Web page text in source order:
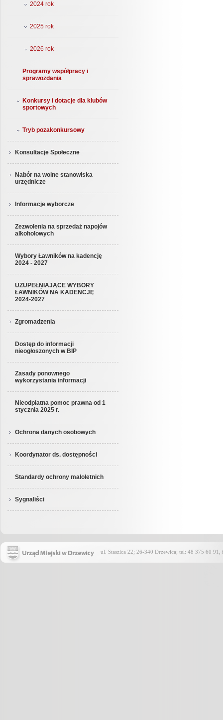
2024 rok
2025 rok
2026 rok
Programy współpracy i
sprawozdania
Konkursy i dotacje dla klubów
sportowych
Tryb pozakonkursowy
Konsultacje Społeczne
Nabór na wolne stanowiska
urzędnicze
Informacje wyborcze
Zezwolenia na sprzedaż napojów
alkoholowych
Wybory Ławników na kadencję
2024 - 2027
UZUPEŁNIAJĄCE WYBORY
ŁAWNIKÓW NA KADENCJĘ
2024-2027
Zgromadzenia
Dostęp do informacji
nieogłoszonych w BIP
Zasady ponownego
wykorzystania informacji
Nieodpłatna pomoc prawna od 1
stycznia 2025 r.
Ochrona danych osobowych
Koordynator ds. dostępności
Standardy ochrony małoletnich
Sygnaliści
ul. Staszica 22; 26-340 Drzewica; tel: 48 375 60